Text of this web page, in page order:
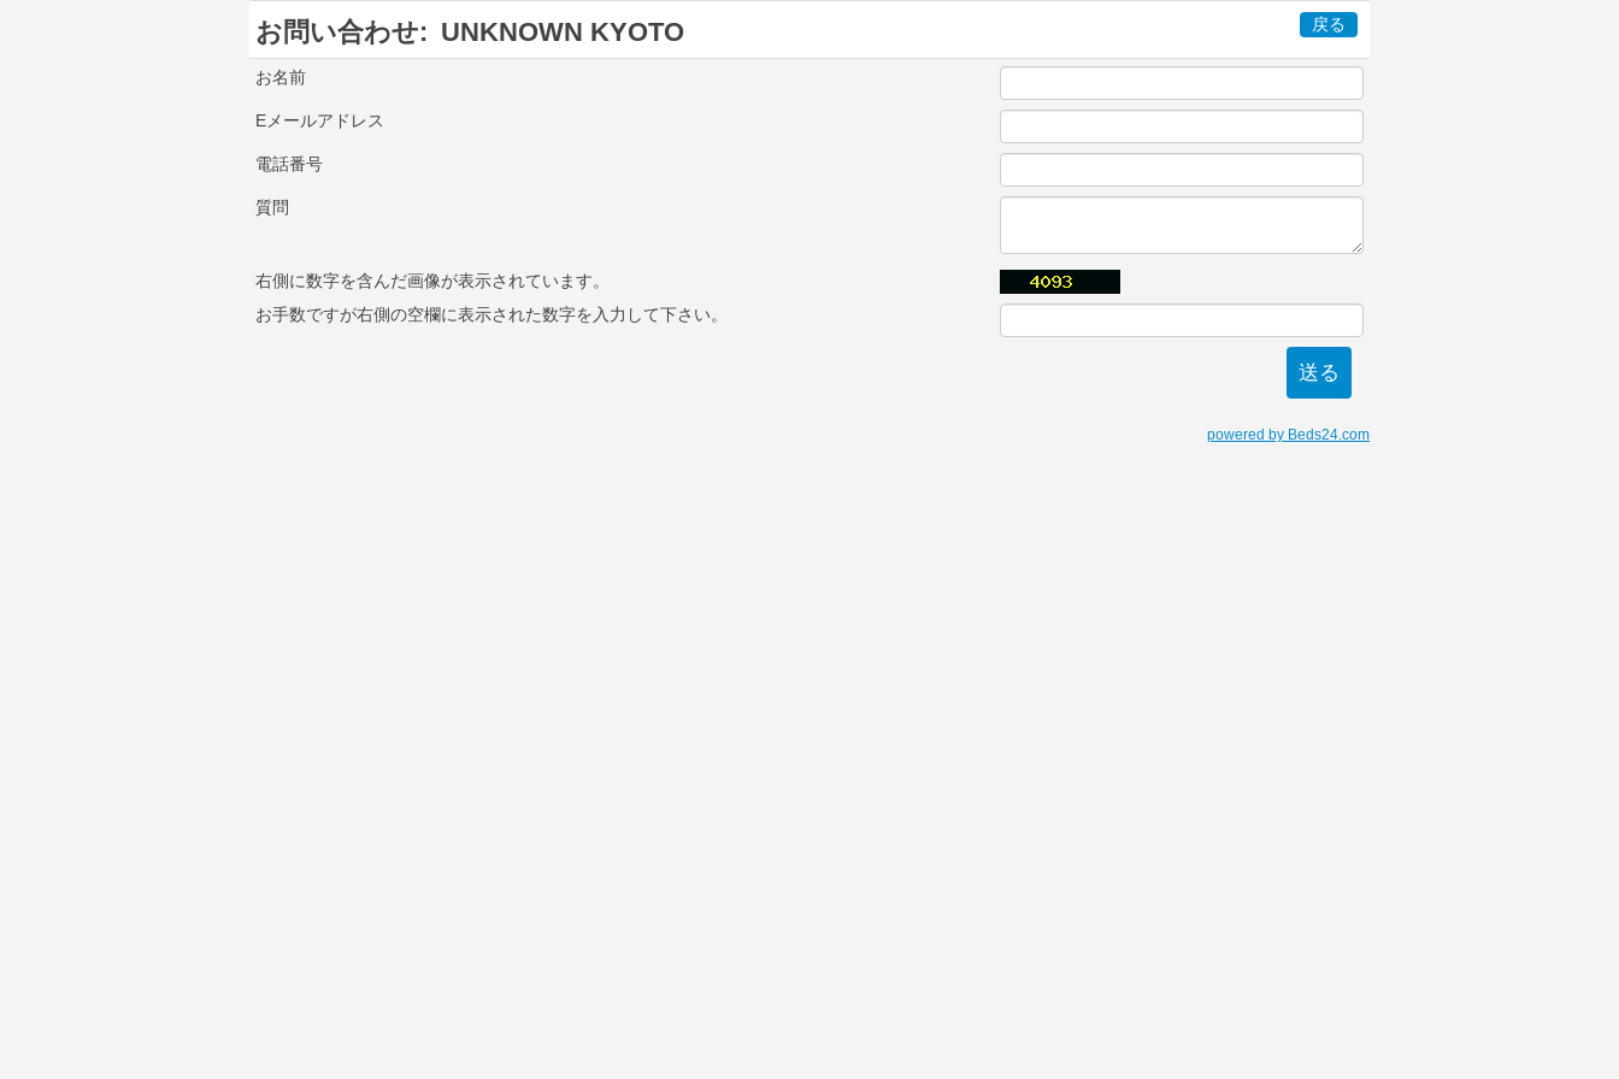
戻る
お問い合わせ: UNKNOWN KYOTO
お名前
Eメールアドレス
電話番号
質問
右側に数字を含んだ画像が表示されています。
お手数ですが右側の空欄に表示された数字を入力して下さい。
powered by Beds24.com